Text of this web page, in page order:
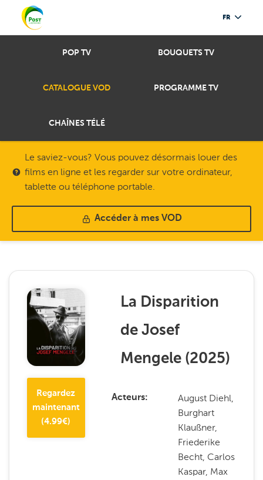
FR
POP TV BOUQUETS TV
CATALOGUE VOD PROGRAMME TV
CHAÎNES TÉLÉ
Le saviez-vous? Vous pouvez désormais louer des
films en ligne et les regarder sur votre ordinateur,
tablette ou téléphone portable.
Accéder à mes VOD
Regardez
maintenant
(4.99€)
La Disparition
de Josef
Mengele (2025)
Acteurs
August Diehl,
Burghart
Klaußner,
Friederike
Becht, Carlos
Kaspar, Max